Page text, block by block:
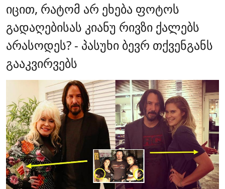
იცით, რატომ არ ეხება ფოტოს
გადაღებისას კიანუ რივზი ქალებს
არასოდეს? - პასუხი ბევრ თქვენგანს
გააკვირვებს